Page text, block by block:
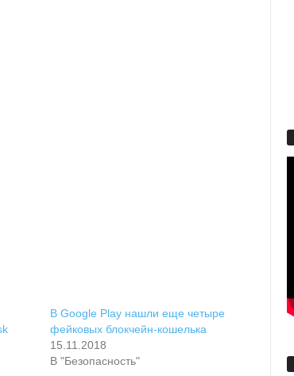
В Google Play нашли еще четыре
фейковых блокчейн-кошелька
15.11.2018
В "Безопасность"